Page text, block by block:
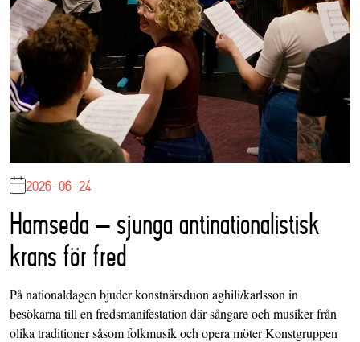
2026-06-24
Hamseda – sjunga antinationalistisk
krans för fred
På nationaldagen bjuder konstnärsduon aghili/karlsson in
besökarna till en fredsmanifestation där sångare och musiker från
olika traditioner såsom folkmusik och opera möter Konstgruppen